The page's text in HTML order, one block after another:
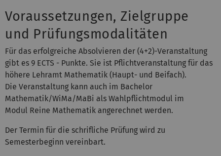
Voraussetzungen, Zielgruppe
und Prüfungsmodalitäten
Für das erfolgreiche Absolvieren der (4+2)-Veranstaltung
gibt es 9 ECTS - Punkte. Sie ist Pflichtveranstaltung für das
höhere Lehramt Mathematik (Haupt- und Beifach).
Die Veranstaltung kann auch im Bachelor
Mathematik/WiMa/MaBi als Wahlpflichtmodul im
Modul Reine Mathematik angerechnet werden.
Der Termin für die schrifliche Prüfung wird zu
Semesterbeginn vereinbart.